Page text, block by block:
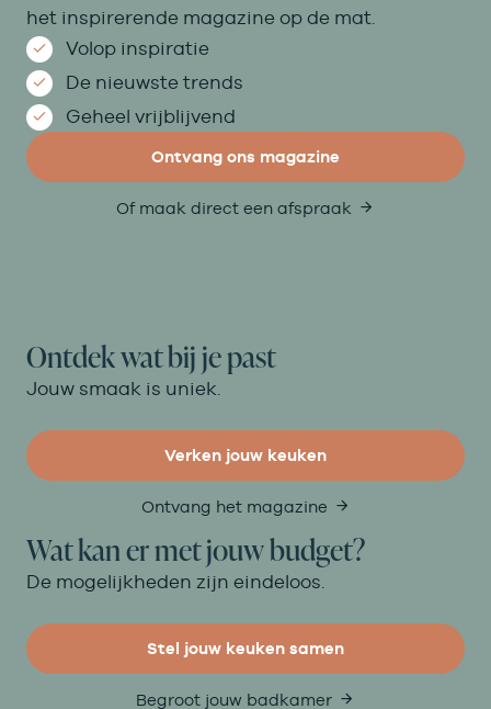
het inspirerende magazine op de mat.
Volop inspiratie
De nieuwste trends
Geheel vrijblijvend
Ontvang ons magazine
Of maak direct een afspraak
Ontdek wat bij je past
Jouw smaak is uniek.
Verken jouw keuken
Ontvang het magazine
Wat kan er met jouw budget?
De mogelijkheden zijn eindeloos.
Stel jouw keuken samen
Begroot jouw badkamer